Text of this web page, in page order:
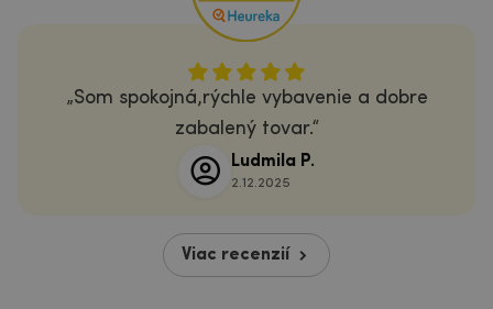
Som spokojná,rýchle vybavenie a dobre
zabalený tovar.
Ludmila P.
2.12.2025
Viac recenzií